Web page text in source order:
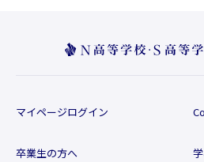
マイページログイン
卒業生の方へ